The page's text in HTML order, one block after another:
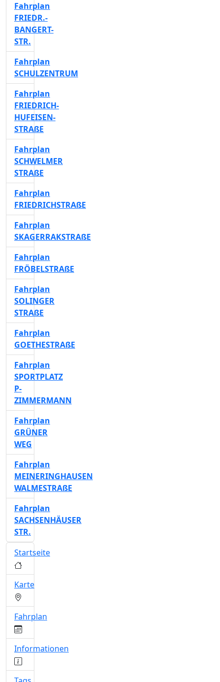
Fahrplan
FRIEDR.-
BANGERT-
STR.
Fahrplan
SCHULZENTRUM
Fahrplan
FRIEDRICH-
HUFEISEN-
STRAßE
Fahrplan
SCHWELMER
STRAßE
Fahrplan
FRIEDRICHSTRAßE
Fahrplan
SKAGERRAKSTRAßE
Fahrplan
FRÖBELSTRAßE
Fahrplan
SOLINGER
STRAßE
Fahrplan
GOETHESTRAßE
Fahrplan
SPORTPLATZ
P-
ZIMMERMANN
Fahrplan
GRÜNER
WEG
Fahrplan
MEINERINGHAUSEN
WALMESTRAßE
Fahrplan
SACHSENHÄUSER
STR.
Startseite
Karte
Fahrplan
Informationen